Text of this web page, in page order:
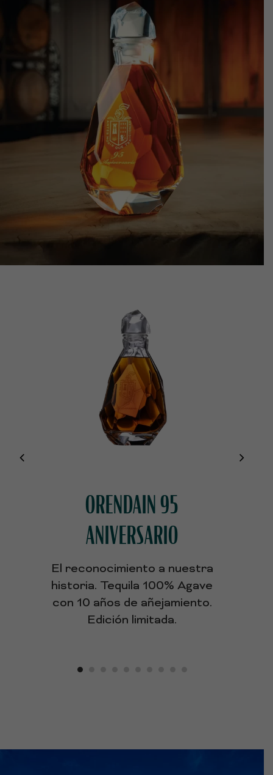
ORENDAIN 95
ANIVERSARIO
El reconocimiento a nuestra
historia. Tequila 100% Agave
con 10 años de añejamiento.
Edición limitada.